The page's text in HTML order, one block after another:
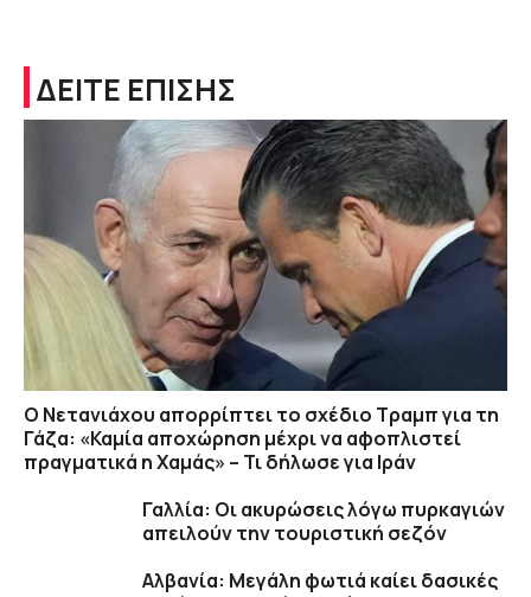
ΔΕΙΤΕ ΕΠΙΣΗΣ
Ο Νετανιάχου απορρίπτει το σχέδιο Τραμπ για τη
Γάζα: «Καμία αποχώρηση μέχρι να αφοπλιστεί
πραγματικά η Χαμάς» – Τι δήλωσε για Ιράν
Γαλλία: Οι ακυρώσεις λόγω πυρκαγιών
απειλούν την τουριστική σεζόν
Αλβανία: Μεγάλη φωτιά καίει δασικές